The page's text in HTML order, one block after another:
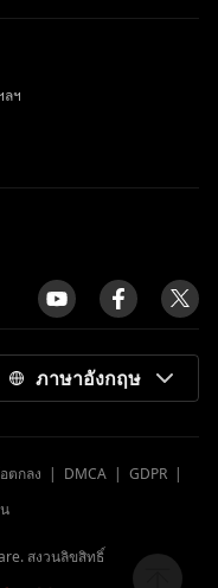
ฯ
ภาษาอังกฤษ
ตกลง | DMCA| GDPR|
สงวนลิขสิทธิ์